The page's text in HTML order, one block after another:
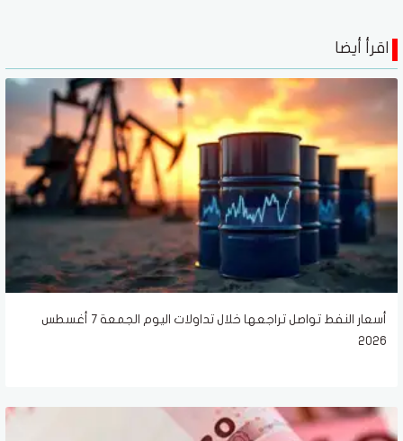
اقرأ أيضا
أسعار النفط تواصل تراجعها خلال تداولات اليوم الجمعة 7 أغسطس
2026